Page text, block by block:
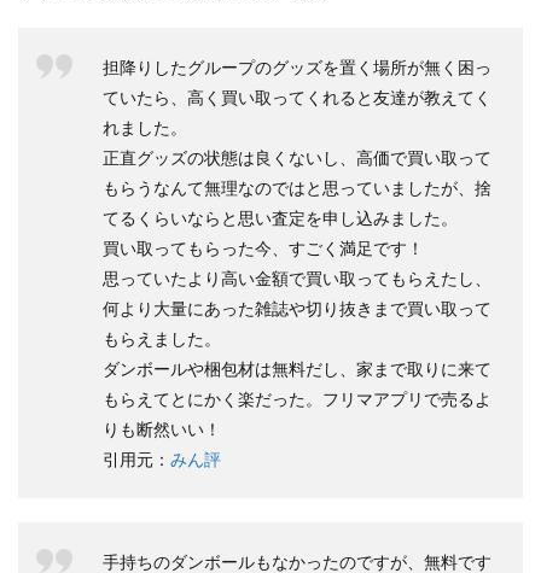
担降りしたグループのグッズを置く場所が無く困っ
ていたら、高く買い取ってくれると友達が教えてく
れました。
正直グッズの状態は良くないし、高価で買い取って
もらうなんて無理なのではと思っていましたが、捨
てるくらいならと思い査定を申し込みました。
買い取ってもらった今、すごく満足です！
思っていたより高い金額で買い取ってもらえたし、
何より大量にあった雑誌や切り抜きまで買い取って
もらえました。
ダンボールや梱包材は無料だし、家まで取りに来て
もらえてとにかく楽だった。フリマアプリで売るよ
りも断然いい！
引用元： みん評
手持ちのダンボールもなかったのですが、無料です